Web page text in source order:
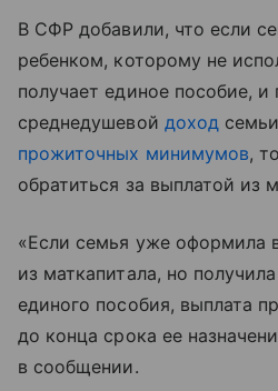
В СФР добавили, что если
ребенком, которому не
получает единое пособие, и
среднедушевой доход
прожиточных минимумов,
обратиться за выплатой из
«Если семья уже оформила
из маткапитала, но
единого пособия, выплата
до конца срока ее
в сообщении.